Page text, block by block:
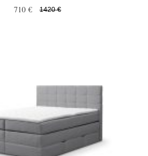
710 € 1420 €